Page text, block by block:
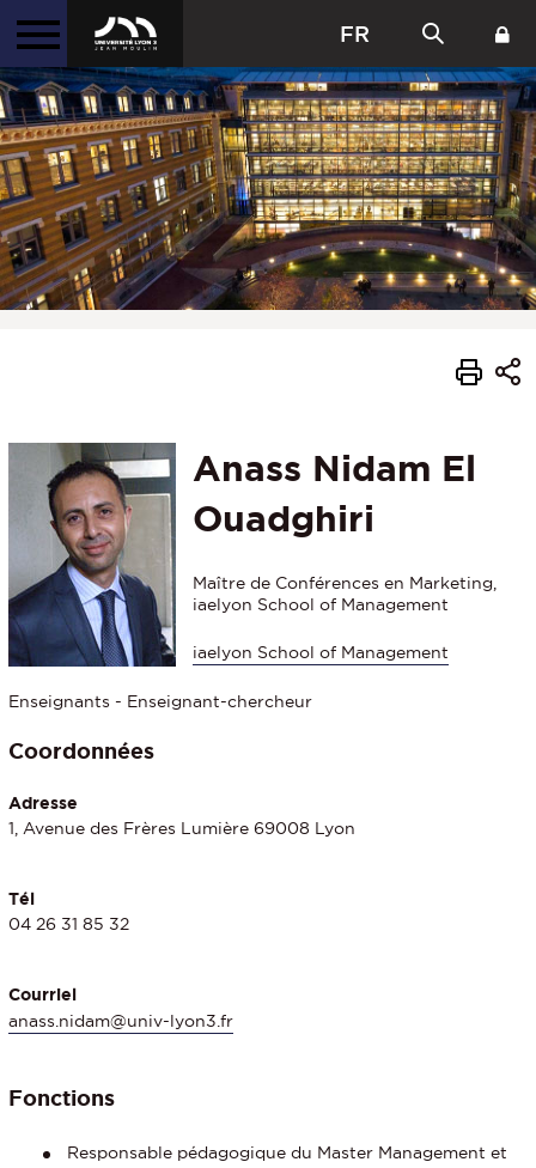
FR
Anass Nidam El
Ouadghiri
Maître de Conférences en Marketing,
iaelyon School of Management
iaelyon School of Management
Enseignants - Enseignant-chercheur
Coordonnées
Adresse
1, Avenue des Frères Lumière 69008 Lyon
Tél
04 26 31 85 32
Courriel
anass.nidam@univ-lyon3.fr
Fonctions
Responsable pédagogique du Master Management et